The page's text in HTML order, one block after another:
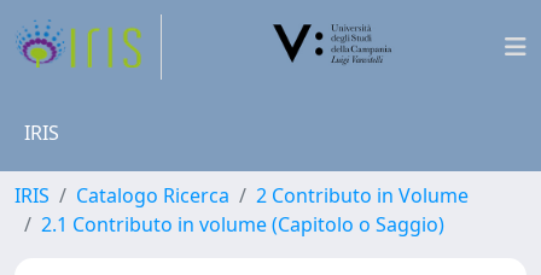
IRIS
IRIS Catalogo Ricerca
2 Contributo in Volume
2.1 Contributo in volume (Capitolo o Saggio)